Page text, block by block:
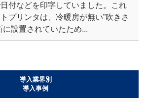
付などを印字していました。これ
プリンタは、冷暖房が無い”吹きさ
に設置されていたため...
導入業界別
導入事例